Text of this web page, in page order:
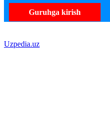
Guruhga kirish
Uzpedia.uz